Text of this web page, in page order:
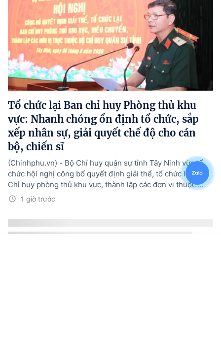
Tổ chức lại Ban chỉ huy Phòng thủ khu
vực: Nhanh chóng ổn định tổ chức, sắp
xếp nhân sự, giải quyết chế độ cho cán
bộ, chiến sĩ
1 giờ trước
(Chinhphu.vn) - Bộ Chỉ huy quân sự tỉnh Tây Ninh vừa tổ
chức hội nghị công bố quyết định giải thể, tổ chức lại Ban
Chỉ huy phòng thủ khu vực, thành lập các đơn vị thuộc ...